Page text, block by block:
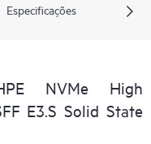
Especificações
NVMe High
E3.S Solid State